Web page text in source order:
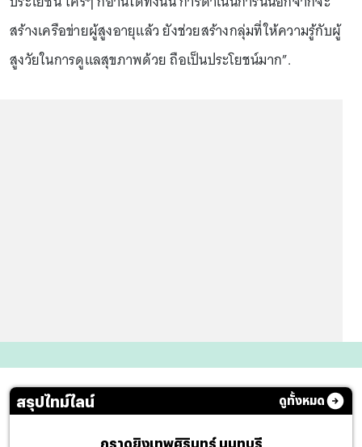
สร้างเครือข่ายผู้สูงอายุแล้ว ยังช่วยสร้างกลุ่มที่ให้ความรู้กับผู้
สูงวัยในการดูแลสุขภาพด้วย ถือเป็นประโยชน์มาก”.
สรุปไทม์ไลน์ ดูทั้งหมด
กราดยิงเทพศิรินทร์ นนทบุรี